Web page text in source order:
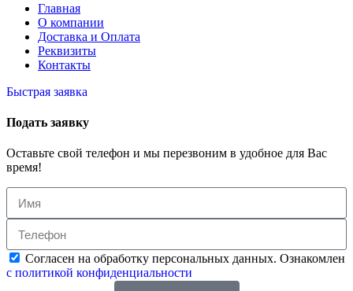
Главная
О компании
Доставка и Оплата
Реквизиты
Контакты
Быстрая заявка
Подать заявку
Оставьте свой телефон и мы перезвоним в удобное для Вас
время!
Согласен на обработку персональных данных. Ознакомлен
с политикой конфиденциальности